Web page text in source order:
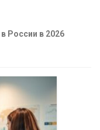
России в 2026